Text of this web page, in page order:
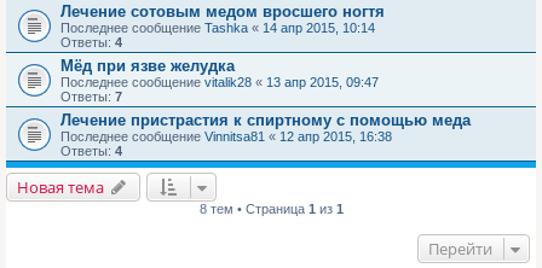
Лечение сотовым медом вросшего ногтя
Последнее сообщение Tashka « 14 апр 2015, 10:14
Ответы: 4
Мёд при язве желудка
Последнее сообщение vitalik28 « 13 апр 2015, 09:47
Ответы: 7
Лечение пристрастия к спиртному с помощью меда
Последнее сообщение Vinnitsa81 « 12 апр 2015, 16:38
Ответы: 4
Новая тема
8 тем • Страница 1 из 1
Перейти